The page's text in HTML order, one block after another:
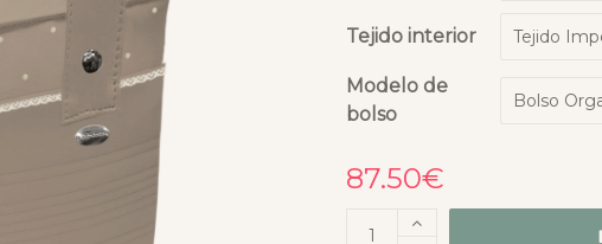
Tejido interior
Modelo de
bolso
87.50€